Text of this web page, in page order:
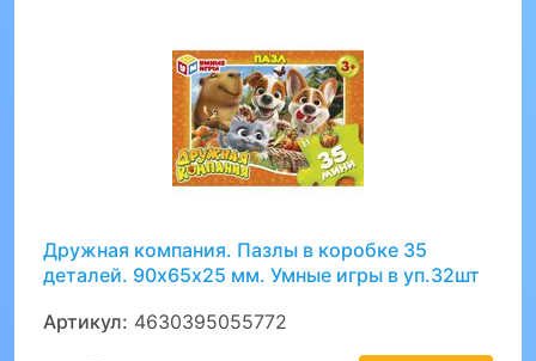
Дружная компания. Пазлы в коробке 35
деталей. 90х65х25 мм. Умные игры в уп.32шт
Артикул: 4630395055772